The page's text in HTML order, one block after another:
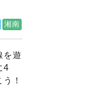
湘南
を遊
4
！